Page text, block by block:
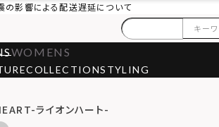
の影響による配送遅延について
WOMENS
COLLECTIONSTYLING
ライオンハート-